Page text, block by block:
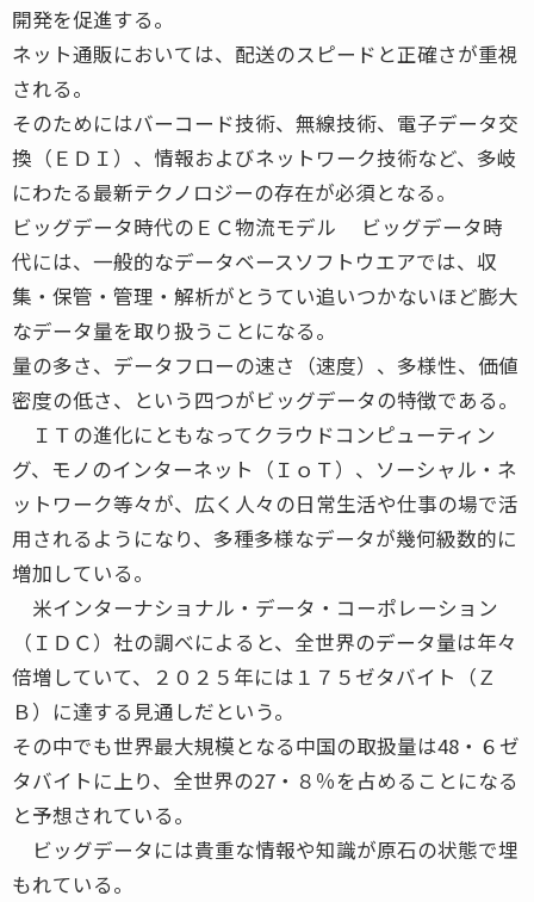
開発を促進する。
ネット通販においては、配送のスピードと正確さが重視
される。
そのためにはバーコード技術、無線技術、電子データ交
換（ＥＤＩ）、情報およびネットワーク技術など、多岐
にわたる最新テクノロジーの存在が必須となる。
ビッグデータ時代のＥＣ物流モデル ビッグデータ時
代には、一般的なデータベースソフトウエアでは、収
集・保管・管理・解析がとうてい追いつかないほど膨大
なデータ量を取り扱うことになる。
量の多さ、データフローの速さ（速度）、多様性、価値
密度の低さ、という四つがビッグデータの特徴である。
ＩＴの進化にともなってクラウドコンピューティン
グ、モノのインターネット（ＩｏＴ）、ソーシャル・ネ
ットワーク等々が、広く人々の日常生活や仕事の場で活
用されるようになり、多種多様なデータが幾何級数的に
増加している。
米インターナショナル・データ・コーポレーション
（ＩＤＣ）社の調べによると、全世界のデータ量は年々
倍増していて、２０２５年には１７５ゼタバイト（Ｚ
Ｂ）に達する見通しだという。
その中でも世界最大規模となる中国の取扱量は48・６ゼ
タバイトに上り、全世界の27・８％を占めることになる
と予想されている。
ビッグデータには貴重な情報や知識が原石の状態で埋
もれている。